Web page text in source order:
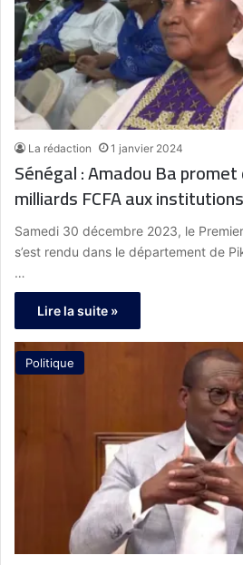
La rédaction 1 janvier 2024
Sénégal : Amadou Ba
milliards FCFA aux
Samedi 30 décembre 2023, le
s’est rendu dans le département de
…
Lire la suite »
Politique